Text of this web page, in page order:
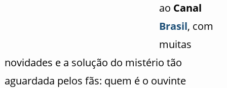
ao Canal
Brasil, com
muitas
novidades e a solução do mistério tão
aguardada pelos fãs: quem é o ouvinte